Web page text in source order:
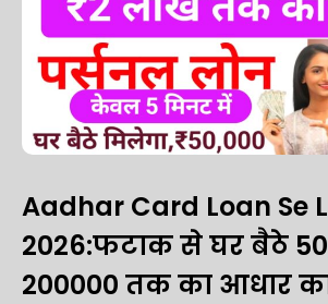
Aadhar Card Loan Se
2026:फटाक से घर बैठे
₹200000 तक का आधार